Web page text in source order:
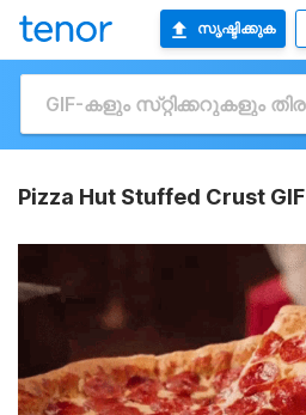
സൃഷ്ടിക്കുക
Pizza Hut Stuffed Crust GIF